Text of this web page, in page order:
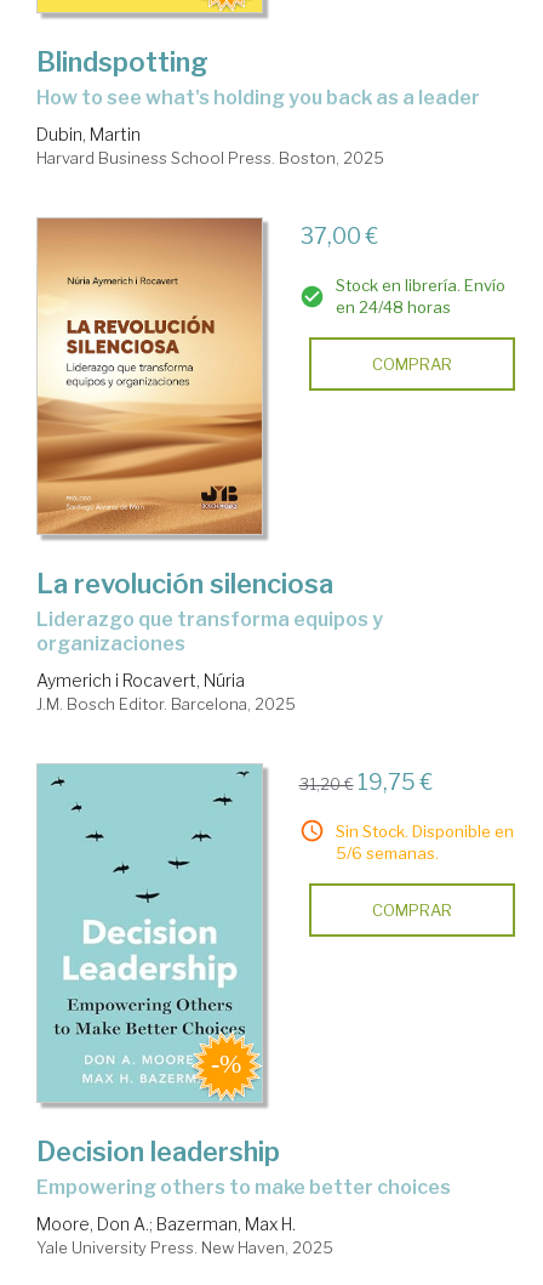
Blindspotting
how to see what's holding you back as a leader
Dubin, Martin
Harvard Business School Press. Boston, 2025
37,00 €
Stock en librería. Envío
en 24/48 horas
COMPRAR
La revolución silenciosa
Liderazgo que transforma equipos y
organizaciones
Aymerich i Rocavert, Núria
J.M. Bosch Editor. Barcelona, 2025
31,20 € 19,75 €
Sin Stock. Disponible en
5/6 semanas.
COMPRAR
Decision leadership
empowering others to make better choices
Moore, Don A.; Bazerman, Max H.
Yale University Press. New Haven, 2025